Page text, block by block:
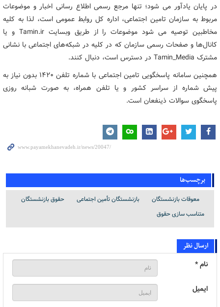
در پایان یادآور می شود؛ تنها مرجع رسمی اطلاع رسانی اخبار و موضوعات
مربوط به سازمان تامین اجتماعی، اداره کل روابط عمومی است، لذا به کلیه
مخاطبین توصیه می شود موضوعات را از طریق وبسایت Tamin.ir و یا
کانال‌ها و صفحات رسمی سازمان که در کلیه در شبکه‌های اجتماعی با نشانی
مشترک Tamin_Media در دسترس است، دنبال کنند.
همچنین سامانه پاسخگویی تامین اجتماعی با شماره تلفن ۱۴۲۰ بدون نیاز به
پیش شماره از سراسر کشور و یا تلفن همراه، به صورت شبانه روزی
پاسخگوی سوالات ذینفعان است.
برچسب‌ها
معوقات بازنشستگان بازنشستگان تأمین اجتماعی
حقوق بازنشستگان
متناسب سازی حقوق
ارسال نظر
نام *
ایمیل